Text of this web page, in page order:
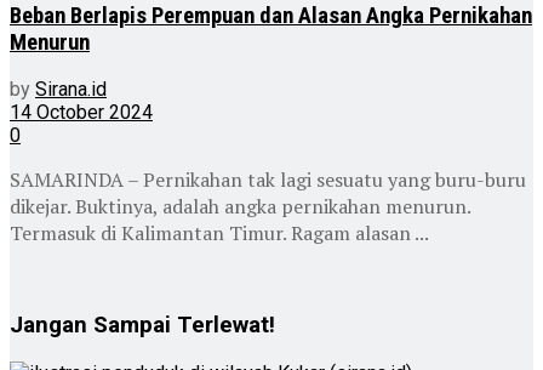
Beban Berlapis Perempuan dan Alasan Angka Pernikahan
Menurun
by Sirana.id
14 October 2024
0
SAMARINDA – Pernikahan tak lagi sesuatu yang buru-buru
dikejar. Buktinya, adalah angka pernikahan menurun.
Termasuk di Kalimantan Timur. Ragam alasan ...
Jangan Sampai Terlewat!